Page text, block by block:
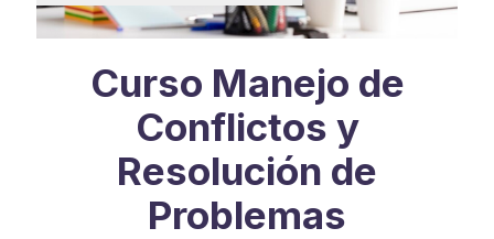
Curso Manejo de
Conflictos y
Resolución de
Problemas